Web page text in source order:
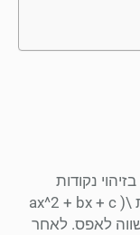
נקודות
קריטיות על ידי פתרון המשוואה הריבועית \( ax^2 + bx + c
שווה לאפס. לאחר